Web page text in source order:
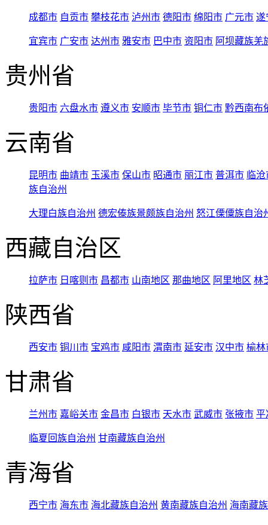
成都市 自贡市 攀枝花市 泸州市 德阳市 绵阳市 广元市 遂
宜宾市 广安市 达州市 雅安市 巴中市 资阳市 阿坝藏族羌
贵州省
贵阳市 六盘水市 遵义市 安顺市 毕节市 铜仁市 黔西南布
云南省
昆明市 曲靖市 玉溪市 保山市 昭通市 丽江市 普洱市 临
族自治州
大理白族自治州 德宏傣族景颇族自治州 怒江傈僳族自治
西藏自治区
拉萨市 日喀则市 昌都市 山南地区 那曲地区 阿里地区 林
陕西省
西安市 铜川市 宝鸡市 咸阳市 渭南市 延安市 汉中市 榆林
甘肃省
兰州市 嘉峪关市 金昌市 白银市 天水市 武威市 张掖市 平
临夏回族自治州 甘南藏族自治州
青海省
西宁市 海东市 海北藏族自治州 黄南藏族自治州 海南藏